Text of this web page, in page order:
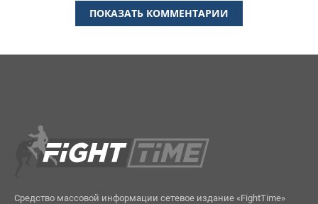
ПОКАЗАТЬ КОММЕНТАРИИ
Средство массовой информации сетевое издание «FightTime»